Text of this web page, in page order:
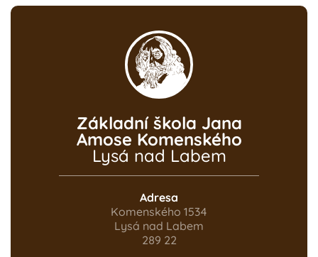
Informace o
provozu ŠD a
Základní škola Jana
Amose Komenského
Lysá nad Labem
Adresa
Komenského 1534
Lysá nad Labem
289 22